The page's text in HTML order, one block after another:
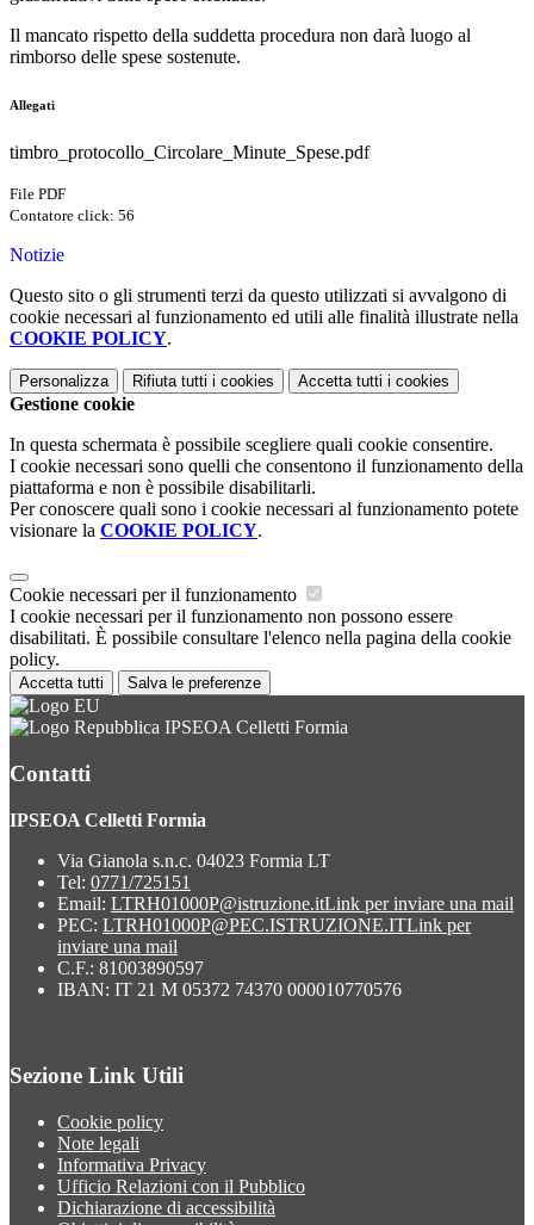
Il mancato rispetto della suddetta procedura non darà luogo al
rimborso delle spese sostenute.
Allegati
timbro_protocollo_Circolare_Minute_Spese.pdf
File PDF
Contatore click: 56
Notizie
Questo sito o gli strumenti terzi da questo utilizzati si avvalgono di
cookie necessari al funzionamento ed utili alle finalità illustrate nella
COOKIE POLICY.
Personalizza Rifiuta tutti i cookies Accetta tutti i cookies
Gestione cookie
In questa schermata è possibile scegliere quali cookie consentire.
I cookie necessari sono quelli che consentono il funzionamento della
piattaforma e non è possibile disabilitarli.
Per conoscere quali sono i cookie necessari al funzionamento potete
visionare la COOKIE POLICY.
Cookie necessari per il funzionamento
I cookie necessari per il funzionamento non possono essere
disabilitati. È possibile consultare l'elenco nella pagina della cookie
policy.
Accetta tutti Salva le preferenze
IPSEOA Celletti Formia
Contatti
IPSEOA Celletti Formia
Via Gianola s.n.c. 04023 Formia LT
Tel: 0771/725151
Email: LTRH01000P@istruzione.itLink per inviare una mail
PEC: LTRH01000P@PEC.ISTRUZIONE.ITLink per
inviare una mail
C.F.: 81003890597
IBAN: IT 21 M 05372 74370 000010770576
Sezione Link Utili
Cookie policy
Note legali
Informativa Privacy
Ufficio Relazioni con il Pubblico
Dichiarazione di accessibilità